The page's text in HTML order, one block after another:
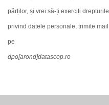
părților, și vrei să-ți exerciți drepturile
privind datele personale, trimite mail
pe
dpo[arond]datascop.ro